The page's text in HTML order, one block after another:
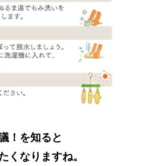
！を知ると
くなりますね。